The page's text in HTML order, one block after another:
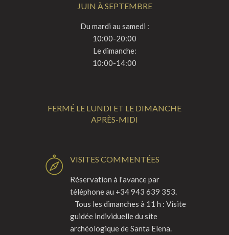
JUIN À SEPTEMBRE
Du mardi au samedi :
10:00-20:00
Le dimanche:
10:00-14:00
FERMÉ LE LUNDI ET LE DIMANCHE
APRÈS-MIDI
VISITES COMMENTÉES
Réservation à l'avance par
téléphone au +34 943 639 353.
Tous les dimanches à 11 h : Visite
guidée individuelle du site
archéologique de Santa Elena.